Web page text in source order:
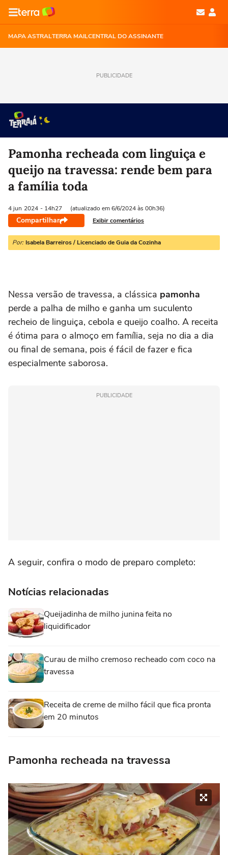
MAPA ASTRALTERRA MAILCENTRAL DO ASSINANTE
PUBLICIDADE
Pamonha recheada com linguiça e
queijo na travessa: rende bem para
a família toda
4 jun 2024 - 14h27 (atualizado em 6/6/2024 às 00h36)
Compartilhar Exibir comentários
Por: Isabela Barreiros / Licenciado de Guia da Cozinha
Nessa versão de travessa, a clássica pamonha
perde a palha de milho e ganha um suculento
recheio de linguiça, cebola e queijo coalho. A receita
é ótima para o almoço em família, seja no dia a dia
ou final de semana, pois é fácil de fazer e fica
especialmente saborosa.
PUBLICIDADE
A seguir, confira o modo de preparo completo:
Notícias relacionadas
Queijadinha de milho junina feita no
liquidificador
Curau de milho cremoso recheado com coco na
travessa
Receita de creme de milho fácil que fica pronta
em 20 minutos
Pamonha recheada na travessa